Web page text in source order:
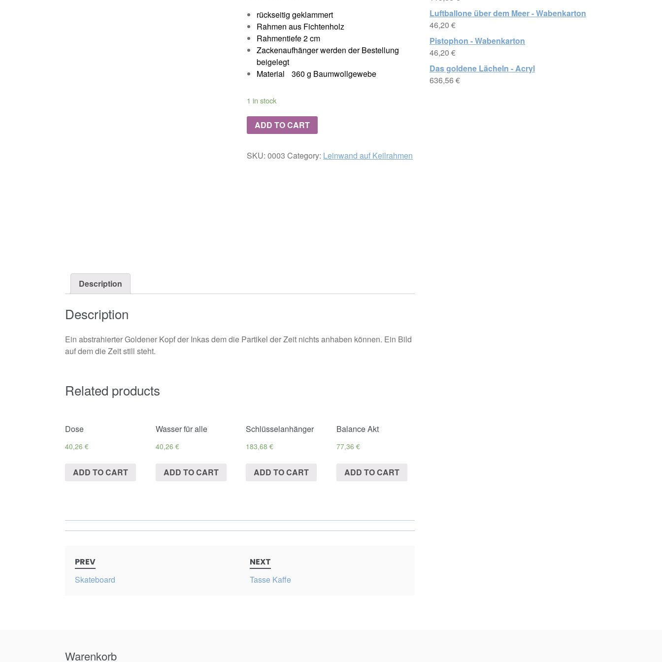
rückseitig geklammert
Rahmen aus Fichtenholz
Rahmentiefe 2 cm
Zackenaufhänger werden der Bestellung
beigelegt
Material 360 g Baumwollgewebe
1 in stock
ADD TO CART
SKU:0003 Category: Leinwand auf Keilrahmen
Description
Description
Ein abstrahierter Goldener Kopf der Inkas dem die Partikel der Zeit nichts anhaben können. Ein Bild
auf dem die Zeit still steht.
Related products
Dose
40,26 €
ADD TO CART
Wasser für alle
40,26 €
ADD TO CART
Schlüsselanhänger
183,68€
ADD TO CART
Balance Akt
77,36 €
ADD TO CART
navigation
PREV
Skateboard
NEXT
Tasse Kaffe
Luftballone über dem Meer - Wabenkarton
46,20 €
Pistophon - Wabenkarton
46,20 €
Das goldene Lächeln - Acryl
636,56 €
Warenkorb